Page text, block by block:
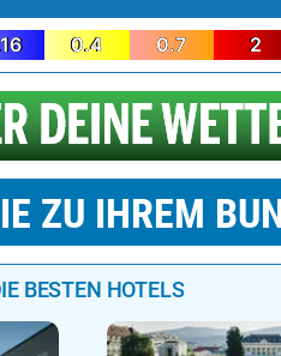
0.4 0.7 2
ZU IHREM
BESTEN HOTELS